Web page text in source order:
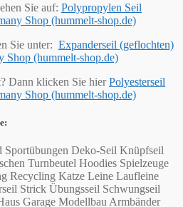
Sie auf: Polypropylen Seil
Shop (hummelt-shop.de)
Sie unter: Expanderseil (geflochten)
Shop (hummelt-shop.de)
Dann klicken Sie hierPolyesterseil
Shop (hummelt-shop.de)
Deko-Seil Knüpfseil
Turnbeutel Hoodies Spielzeuge
Recycling Katze Leine Laufleine
Strick Übungsseil Schwungseil
Garage Modellbau Armbänder